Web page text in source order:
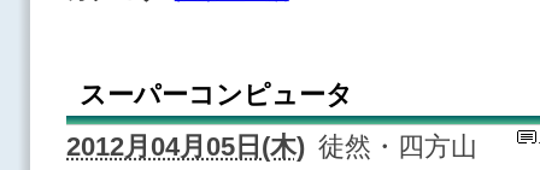
スーパーコンピュータ
2012月04月05日(木) 徒然・四方山